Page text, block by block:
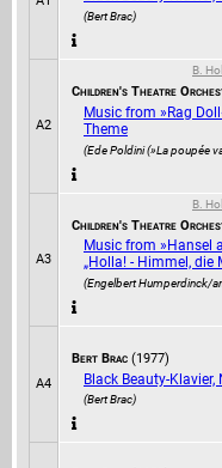
(Bert Brac)
A2
B.
Children's Theatre
Music from »Rag
Theme
(Ede Poldini (»La poupée
A3
B.
Children's Theatre
Music from »Hansel
„Holla! - Himmel, die
(Engelbert Humperdinck/
A4
Bert Brac (1977)
Black Beauty-Klavier,
(Bert Brac)